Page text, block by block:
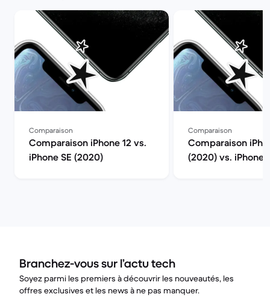
Comparaison
Comparaison iPhone 12 vs.
iPhone SE (2020)
Comparaison
Comparaison
(2020) vs. iPhone
Branchez-vous sur l’actu tech
Soyez parmi les premiers à découvrir les nouveautés, les
offres exclusives et les news à ne pas manquer.